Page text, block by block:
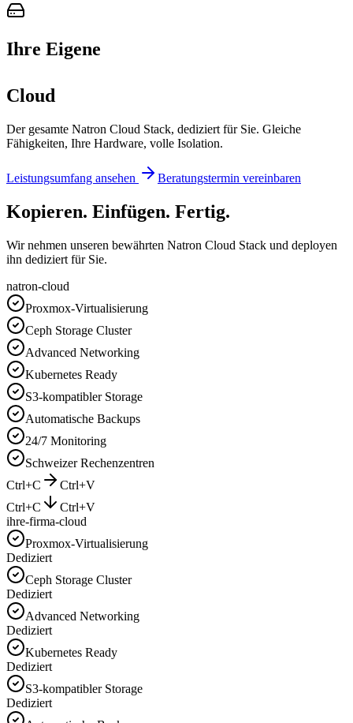
Ihre Eigene
Cloud
Der gesamte Natron Cloud Stack, dediziert für Sie. Gleiche
Fähigkeiten, Ihre Hardware, volle Isolation.
Leistungsumfang ansehen Beratungstermin vereinbaren
Kopieren. Einfügen. Fertig.
Wir nehmen unseren bewährten Natron Cloud Stack und deployen
ihn dediziert für Sie.
natron-cloud
Proxmox-Virtualisierung
Ceph Storage Cluster
Advanced Networking
Kubernetes Ready
S3-kompatibler Storage
Automatische Backups
24/7 Monitoring
Schweizer Rechenzentren
Ctrl+C
Ctrl+V
Ctrl+C
Ctrl+V
ihre-firma-cloud
Proxmox-Virtualisierung
Dediziert
Ceph Storage Cluster
Dediziert
Advanced Networking
Dediziert
Kubernetes Ready
Dediziert
S3-kompatibler Storage
Dediziert